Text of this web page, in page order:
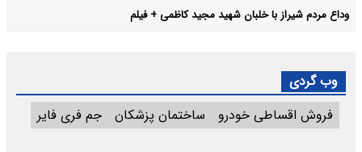
وداع مردم شیراز با خلبان شهید مجید کاظمی + فیلم
وب گردی
فروش اقساطی خودرو
ساختمان پزشکان جم فری فایر